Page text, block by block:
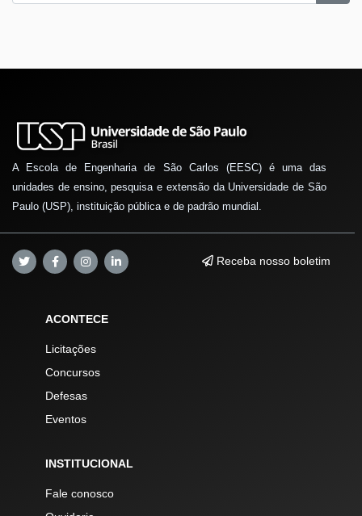
A Escola de Engenharia de São Carlos (EESC) é uma das
unidades de ensino, pesquisa e extensão da Universidade de São
Paulo (USP), instituição pública e de padrão mundial.
Receba nosso boletim
ACONTECE
Licitações
Concursos
Defesas
Eventos
INSTITUCIONAL
Fale conosco